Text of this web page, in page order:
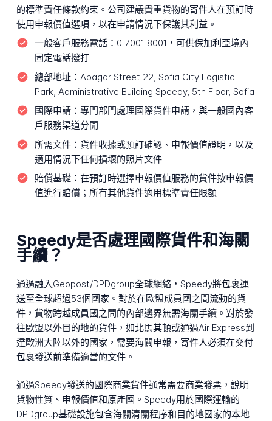
的標準責任條款約束。公司建議貴重貨物的寄件人在預訂時
使用申報價值選項，以在申請情況下保護其利益。
一般客戶服務電話： 0 7001 8001，可供保加利亞境內
固定電話撥打
總部地址： Abagar Street 22, Sofia City Logistic
Park, Administrative Building Speedy, 5th Floor, Sofia
國際申請： 專門部門處理國際貨件申請，與一般國內客
戶服務渠道分開
所需文件： 貨件收據或預訂確認、申報價值證明，以及
適用情況下任何損壞的照片文件
賠償基礎： 在預訂時選擇申報價值服務的貨件按申報價
值進行賠償；所有其他貨件適用標準責任限額
Speedy是否處理國際貨件和海關
手續？
通過融入Geopost/DPDgroup全球網絡，Speedy將包裹運
送至全球超過53個國家。對於在歐盟成員國之間流動的貨
件，貨物跨越成員國之間的內部邊界無需海關手續。對於發
往歐盟以外目的地的貨件，如北馬其頓或通過Air Express到
達歐洲大陸以外的國家，需要海關申報，寄件人必須在交付
包裹發送前準備適當的文件。
通過Speedy發送的國際商業貨件通常需要商業發票，說明
貨物性質、申報價值和原產國。Speedy用於國際運輸的
DPDgroup基礎設施包含海關清關程序和目的地國家的本地